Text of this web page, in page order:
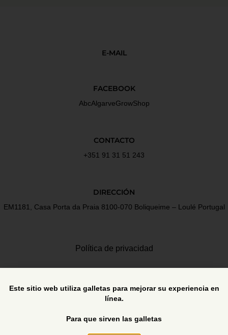
E-MAIL
FACEBOOK
AbcAlgarveGrowShop
CONTACTO
+351 91 31 51 243
DIRECCIÓN
EM1181, Casa Porta da Praia 8100-070 Boliqueime – Loulé Portugal
Política de privacidad
Este sitio web utiliza galletas para mejorar su experiencia en
línea.
Para que sirven las galletas